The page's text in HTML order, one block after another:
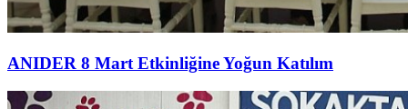
ANIDER 8 Mart Etkinliğine Yoğun Katılım